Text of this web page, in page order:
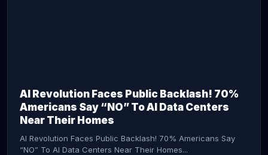
AI Revolution Faces Public Backlash! 70%
Americans Say “NO” To AI Data Centers
Near Their Homes
AI Revolution Faces Public Backlash! 70% Americans Say
“NO” To AI Data Centers Near Their Homes...